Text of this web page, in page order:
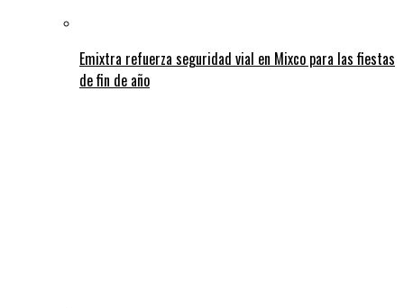
Emixtra refuerza seguridad vial en Mixco para las fiestas
de fin de año